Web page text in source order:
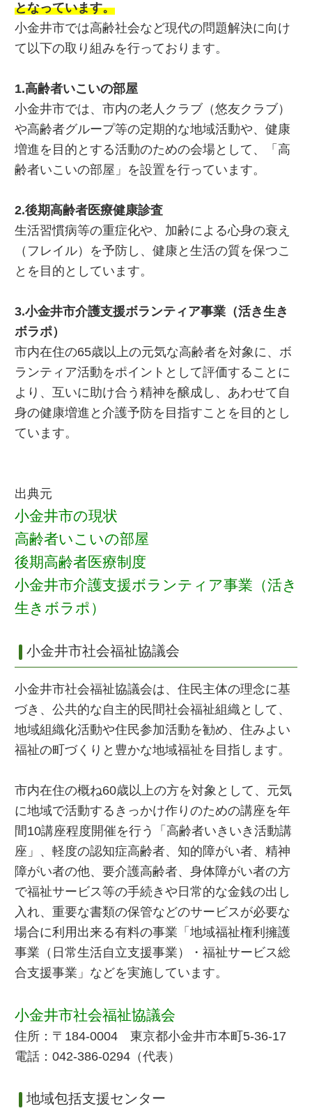
となっています。
小金井市では高齢社会など現代の問題解決に向け
て以下の取り組みを行っております。
1.高齢者いこいの部屋
小金井市では、市内の老人クラブ（悠友クラブ）
や高齢者グループ等の定期的な地域活動や、健康
増進を目的とする活動のための会場として、「高
齢者いこいの部屋」を設置を行っています。
2.後期高齢者医療健康診査
生活習慣病等の重症化や、加齢による心身の衰え
（フレイル）を予防し、健康と生活の質を保つこ
とを目的としています。
3.小金井市介護支援ボランティア事業（活き生き
ボラポ）
市内在住の65歳以上の元気な高齢者を対象に、ボ
ランティア活動をポイントとして評価することに
より、互いに助け合う精神を醸成し、あわせて自
身の健康増進と介護予防を目指すことを目的とし
ています。
出典元
小金井市の現状
高齢者いこいの部屋
後期高齢者医療制度
小金井市介護支援ボランティア事業（活き
生きボラポ）
小金井市社会福祉協議会
小金井市社会福祉協議会は、住民主体の理念に基
づき、公共的な自主的民間社会福祉組織として、
地域組織化活動や住民参加活動を勧め、住みよい
福祉の町づくりと豊かな地域福祉を目指します。
市内在住の概ね60歳以上の方を対象として、元気
に地域で活動するきっかけ作りのための講座を年
間10講座程度開催を行う「高齢者いきいき活動講
座」、軽度の認知症高齢者、知的障がい者、精神
障がい者の他、要介護高齢者、身体障がい者の方
で福祉サービス等の手続きや日常的な金銭の出し
入れ、重要な書類の保管などのサービスが必要な
場合に利用出来る有料の事業「地域福祉権利擁護
事業（日常生活自立支援事業）・福祉サービス総
合支援事業」などを実施しています。
小金井市社会福祉協議会
住所：〒184-0004 東京都小金井市本町5-36-17
電話：042-386-0294（代表）
地域包括支援センター